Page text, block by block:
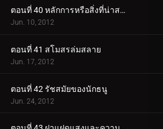
ตอนที่ 40 หลักการหรือสิ่งที่น่าสมเพช
Jun. 10, 2012
ตอนที่ 41 สโมสรล่มสลาย
Jun. 17, 2012
ตอนที่ 42 รัชสมัยของนักธนู
Jun. 24, 2012